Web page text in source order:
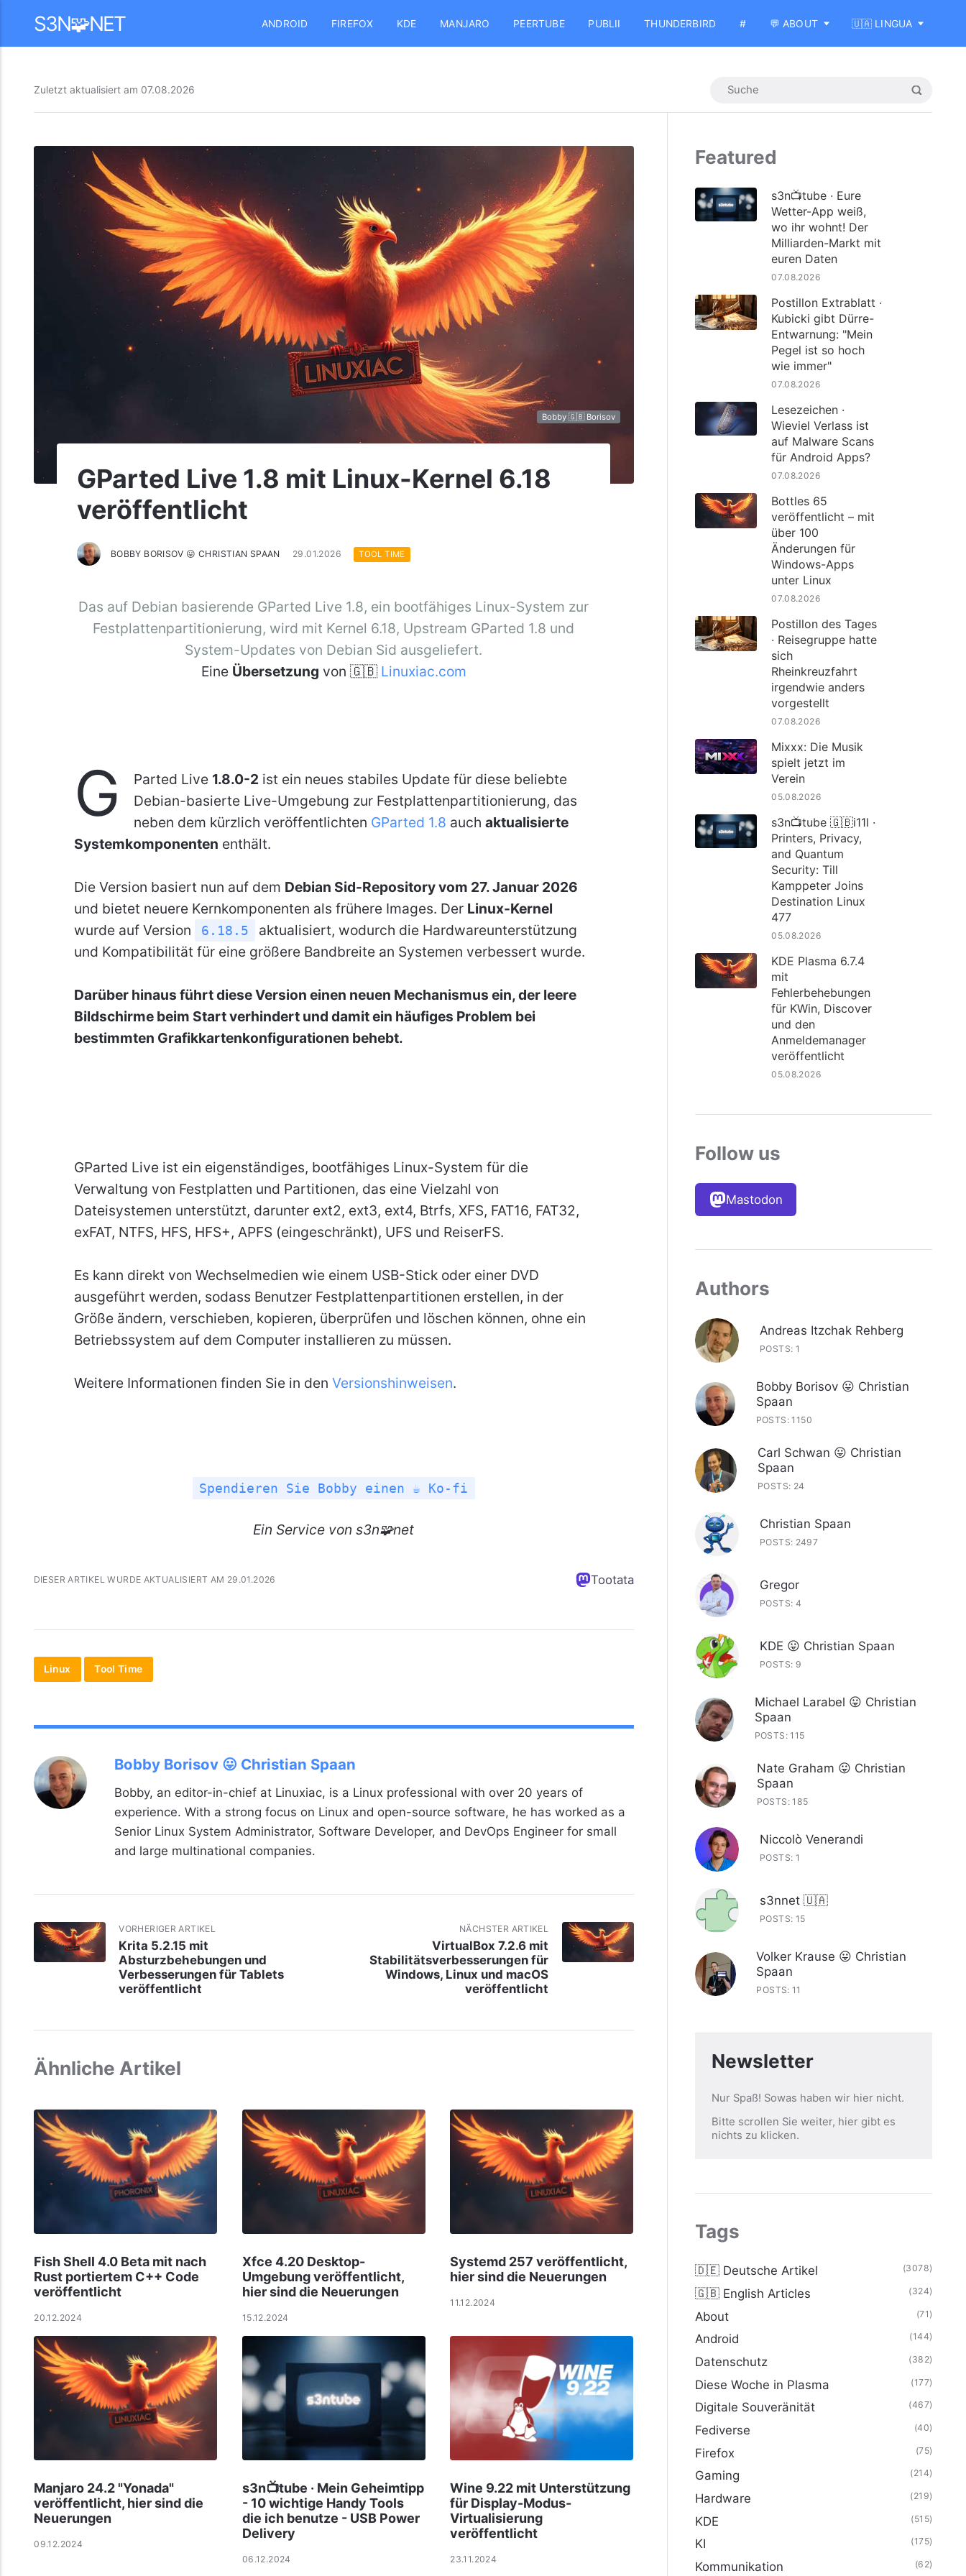
S3N🧩NET ANDROID FIREFOX KDE MANJARO PEERTUBE PUBLII THUNDERBIRD # 💬 ABOUT 🇺🇦 LINGUA
Zuletzt aktualisiert am 07.08.2026
Bobby 🇬🇧 Borisov
GParted Live 1.8 mit Linux-Kernel 6.18
veröffentlicht
BOBBY BORISOV 😛 CHRISTIAN SPAAN 29.01.2026 TOOL TIME
Das auf Debian basierende GParted Live 1.8, ein bootfähiges Linux-System zur
Festplattenpartitionierung, wird mit Kernel 6.18, Upstream GParted 1.8 und
System-Updates von Debian Sid ausgeliefert.
Eine Übersetzung von 🇬🇧 Linuxiac.com
G Parted Live 1.8.0-2 ist ein neues stabiles Update für diese beliebte
Debian-basierte Live-Umgebung zur Festplattenpartitionierung, das
neben dem kürzlich veröffentlichten GParted 1.8 auchaktualisierte
Systemkomponenten enthält.
Die Version basiert nun auf dem Debian Sid-Repository vom 27. Januar 2026
und bietet neuere Kernkomponenten als frühere Images. Der Linux-Kernel
wurde auf Version
6.18.5
aktualisiert, wodurch die Hardwareunterstützung
und Kompatibilität für eine größere Bandbreite an Systemen verbessert wurde.
Darüber hinaus führt diese Version einen neuen Mechanismus ein, der leere
Bildschirme beim Start verhindert und damit ein häufiges Problem bei
bestimmten Grafikkartenkonfigurationen behebt.
GParted Live ist ein eigenständiges, bootfähiges Linux-System für die
Verwaltung von Festplatten und Partitionen, das eine Vielzahl von
Dateisystemen unterstützt, darunter ext2, ext3, ext4, Btrfs, XFS, FAT16, FAT32,
exFAT, NTFS, HFS, HFS+, APFS (eingeschränkt), UFS und ReiserFS.
Es kann direkt von Wechselmedien wie einem USB-Stick oder einer DVD
ausgeführt werden, sodass Benutzer Festplattenpartitionen erstellen, in der
Größe ändern, verschieben, kopieren, überprüfen und löschen können, ohne ein
Betriebssystem auf dem Computer installieren zu müssen.
Weitere Informationen finden Sie in den Versionshinweisen.
Spendieren Sie Bobby einen ☕ Ko-fi
Ein Service von s3n🧩net
DIESER ARTIKEL WURDE AKTUALISIERT AM 29.01.2026 Tootata
Linux Tool Time
Bobby Borisov 😛 Christian Spaan
Bobby, an editor-in-chief at Linuxiac, is a Linux professional with over 20 years of
experience. With a strong focus on Linux and open-source software, he has worked as a
Senior Linux System Administrator, Software Developer, and DevOps Engineer for small
and large multinational companies.
VORHERIGER ARTIKEL
Krita 5.2.15 mit
Absturzbehebungen und
Verbesserungen für Tablets
veröffentlicht
NÄCHSTER ARTIKEL
VirtualBox 7.2.6 mit
Stabilitätsverbesserungen für
Windows, Linux und macOS
veröffentlicht
Ähnliche Artikel
Fish Shell 4.0 Beta mit nach
Rust portiertem C++ Code
veröffentlicht
20.12.2024
Xfce 4.20 Desktop-
Umgebung veröffentlicht,
hier sind die Neuerungen
15.12.2024
Systemd 257 veröffentlicht,
hier sind die Neuerungen
11.12.2024
Manjaro 24.2 "Yonada"
veröffentlicht, hier sind die
Neuerungen
09.12.2024
s3n📺tube · Mein Geheimtipp
- 10 wichtige Handy Tools
die ich benutze - USB Power
Delivery
06.12.2024
Wine 9.22 mit Unterstützung
für Display-Modus-
Virtualisierung
veröffentlicht
23.11.2024
Featured
s3n📺tube · Eure
Wetter-App weiß,
wo ihr wohnt! Der
Milliarden-Markt mit
euren Daten
07.08.2026
Postillon Extrablatt ·
Kubicki gibt Dürre-
Entwarnung: "Mein
Pegel ist so hoch
wie immer"
07.08.2026
Lesezeichen ·
Wieviel Verlass ist
auf Malware Scans
für Android Apps?
07.08.2026
Bottles 65
veröffentlicht – mit
über 100
Änderungen für
Windows-Apps
unter Linux
07.08.2026
Postillon des Tages
· Reisegruppe hatte
sich
Rheinkreuzfahrt
irgendwie anders
vorgestellt
07.08.2026
Mixxx: Die Musik
spielt jetzt im
Verein
05.08.2026
s3n📺tube 🇬🇧i11l ·
Printers, Privacy,
and Quantum
Security: Till
Kamppeter Joins
Destination Linux
477
05.08.2026
KDE Plasma 6.7.4
mit
Fehlerbehebungen
für KWin, Discover
und den
Anmeldemanager
veröffentlicht
05.08.2026
Follow us
Mastodon
Authors
Andreas Itzchak Rehberg
POSTS: 1
Bobby Borisov 😛 Christian
Spaan
POSTS: 1150
Carl Schwan 😛 Christian
Spaan
POSTS: 24
Christian Spaan
POSTS: 2497
Gregor
POSTS: 4
KDE 😛 Christian Spaan
POSTS: 9
Michael Larabel 😛 Christian
Spaan
POSTS: 115
Nate Graham 😛 Christian
Spaan
POSTS: 185
Niccolò Venerandi
POSTS: 1
s3nnet 🇺🇦
POSTS: 15
Volker Krause 😛 Christian
Spaan
POSTS: 11
Newsletter
Nur Spaß! Sowas haben wir hier nicht.
Bitte scrollen Sie weiter, hier gibt es
nichts zu klicken.
Tags
🇩🇪 Deutsche Artikel (3078)
🇬🇧 English Articles (324)
About (71)
Android (144)
Datenschutz (382)
Diese Woche in Plasma (177)
Digitale Souveränität (467)
Fediverse (40)
Firefox (75)
Gaming (214)
Hardware (219)
KDE (515)
KI (175)
Kommunikation (62)